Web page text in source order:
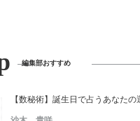
編集部おすすめ
【数秘術】誕生日で占うあなた